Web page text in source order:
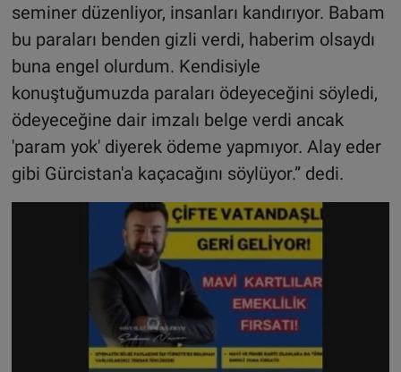
seminer düzenliyor, insanları kandırıyor. Babam
bu paraları benden gizli verdi, haberim olsaydı
buna engel olurdum. Kendisiyle
konuştuğumuzda paraları ödeyeceğini söyledi,
ödeyeceğine dair imzalı belge verdi ancak
'param yok' diyerek ödeme yapmıyor. Alay eder
gibi Gürcistan'a kaçacağını söylüyor.” dedi.